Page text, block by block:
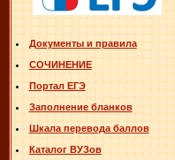
Документы и правила
СОЧИНЕНИЕ
Портал ЕГЭ
Заполнение бланков
Шкала перевода баллов
Каталог ВУЗов